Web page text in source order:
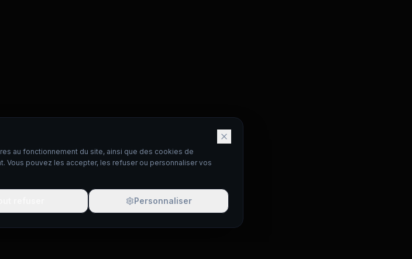
au fonctionnement du site, ainsi que des cookies de
Vous pouvez les accepter, les refuser ou personnaliser vos
Personnaliser